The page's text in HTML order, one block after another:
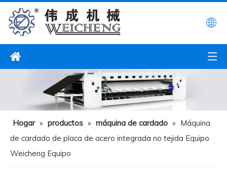
Hogar » productos » máquina de cardado » Máquina
de cardado de placa de acero integrada no tejida Equipo
Weicheng Equipo